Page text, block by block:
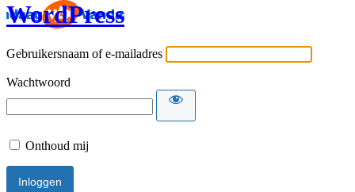
WordPress
Gebruikersnaam of e-mailadres
Wachtwoord
Onthoud mij